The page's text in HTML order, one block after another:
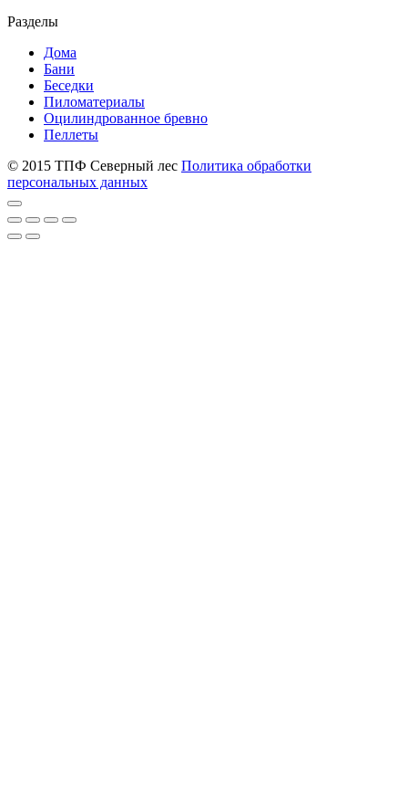
Разделы
Дома
Бани
Беседки
Пиломатериалы
Оцилиндрованное бревно
Пеллеты
© 2015 ТПФ Северный лес Политика обработки
персональных данных